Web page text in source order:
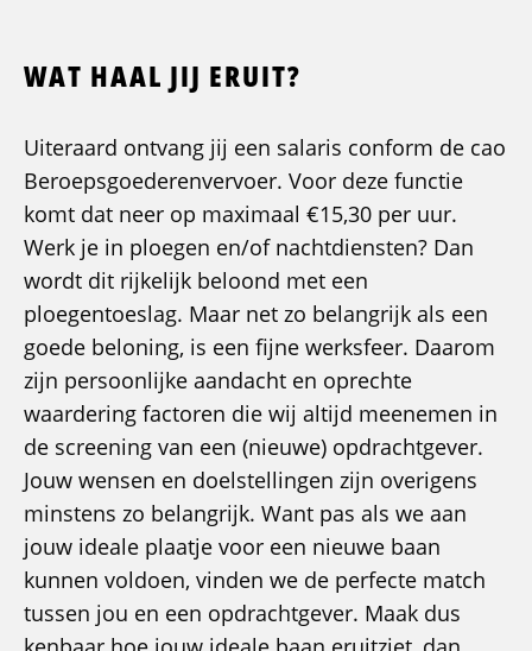
WAT HAAL JIJ ERUIT?
Uiteraard ontvang jij een salaris conform de cao
Beroepsgoederenvervoer. Voor deze functie
komt dat neer op maximaal €15,30 per uur.
Werk je in ploegen en/of nachtdiensten? Dan
wordt dit rijkelijk beloond met een
ploegentoeslag. Maar net zo belangrijk als een
goede beloning, is een fijne werksfeer. Daarom
zijn persoonlijke aandacht en oprechte
waardering factoren die wij altijd meenemen in
de screening van een (nieuwe) opdrachtgever.
Jouw wensen en doelstellingen zijn overigens
minstens zo belangrijk. Want pas als we aan
jouw ideale plaatje voor een nieuwe baan
kunnen voldoen, vinden we de perfecte match
tussen jou en een opdrachtgever. Maak dus